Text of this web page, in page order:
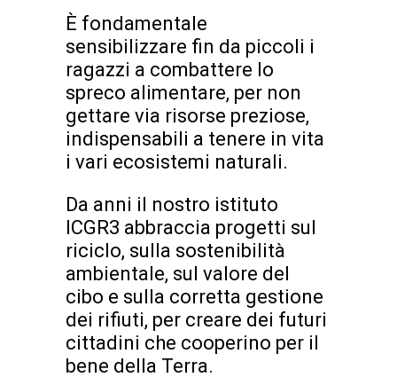
È fondamentale
sensibilizzare fin da piccoli i
ragazzi a combattere lo
spreco alimentare, per non
gettare via risorse preziose,
indispensabili a tenere in vita
i vari ecosistemi naturali.
Da anni il nostro istituto
ICGR3 abbraccia progetti sul
riciclo, sulla sostenibilità
ambientale, sul valore del
cibo e sulla corretta gestione
dei rifiuti, per creare dei futuri
cittadini che cooperino per il
bene della Terra.